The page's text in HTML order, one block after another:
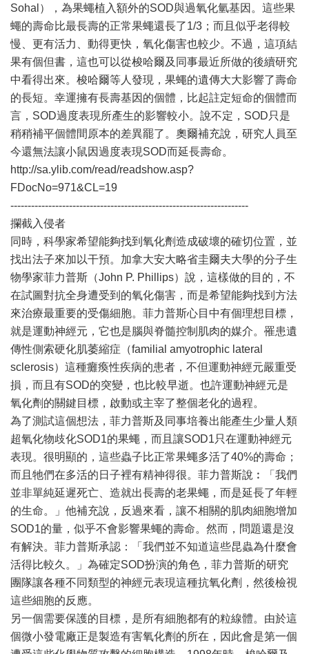
Sohal），為果蠅植入額外的SOD與過氧化氫基因。這些果
蠅的壽命比最長壽的正常果蠅還長了1/3；而且似乎老得較
慢、更有活力、動得更快，氧化傷害也較少。不過，這項結
果有個但書，這也可以從梭哈爾及同事最近所做的後續研究
中看得出來。梭哈爾等人發現，果蠅的遺傳大大影響了壽命
的長短。幸運擁有長壽基因的個體，比起註定短命的個體而
言，SOD過度表現所產生的影響較小。說不定，SOD只是
稍稍補平個體間原本的差異罷了。奧爾補充說，研究人員至
今還無法讓小鼠因過度表現SOD而延長壽命。
http://sa.ylib.com/read/readshow.asp?
FDocNo=971&CL=19
---------------------------------------------------------------------
攔截入侵者
同時，科學家希望能夠找到氧化劑造成破壞的確切位置，並
找出法子來加以干預。加拿大安大略省圭爾夫大學的分子生
物學家菲力普斯（John P. Phillips）說，這樣做的目的，不
在試圖對抗全身遭受到的氧化傷害，而是希望能夠找到方法
來治療最重要的受傷細胞。菲力普斯心目中有個理想目標，
就是運動神經元，它也是腦與脊髓控制肌肉的媒介。罹患遺
傳性側索硬化肌萎縮症（familial amyotrophic lateral
sclerosis）這種癱瘓性疾病的患者，不但運動神經元嚴重受
損，而且有SOD的突變，也比較早逝。也許運動神經元是
氧化劑的關鍵目標，啟動或主宰了整個老化的過程。
為了測試這個想法，菲力普斯及同事培養出能產生少量人類
超氧化物歧化SOD1的果蠅，而且讓SOD1只在運動神經元
表現。很明顯的，這些蟲子比正常果蠅多活了40%的壽命；
而且牠們在多活的日子裡有精神得很。菲力普斯說︰「我們
並非單純延遲死亡、造就出長壽的老果蠅，而是延長了年輕
的生命。」他補充說，反過來看，讓不相關的肌肉細胞增加
SOD1的量，似乎不會影響果蠅的壽命。然而，問題還是沒
有解決。菲力普斯承認：「我們並不知道這些昆蟲為什麼會
活得比較久。」為確定SOD扮演的角色，菲力普斯的研究
團隊讓各種不同類型的神經元表現這種抗氧化劑，然後檢視
這些細胞的反應。
另一個需要保護的目標，是所有細胞都有的粒線體。由於這
個微小發電廠正是製造有害氧化劑的所在，因此會是第一個